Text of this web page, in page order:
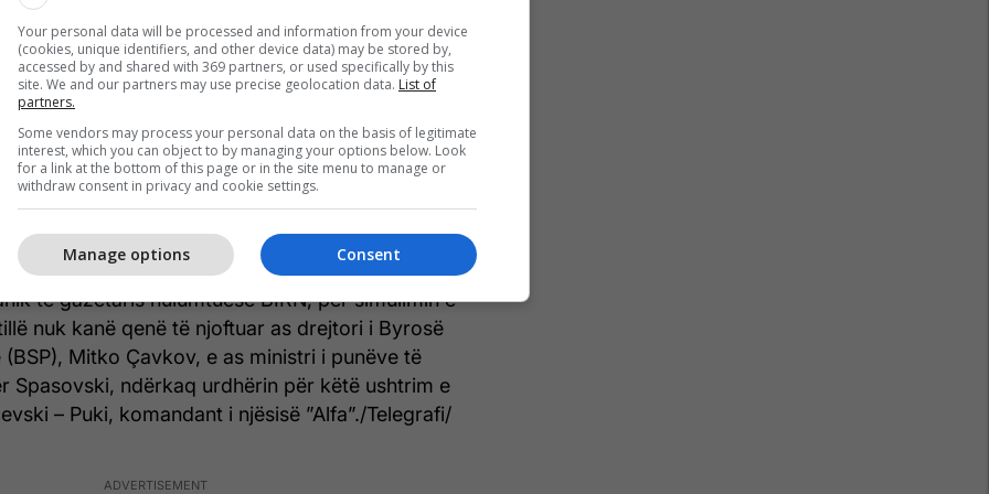
qenë prania e njëzet pjesëtarëve të njësisë
afërsi të ambasadës, që ka shkaktuar aktivizimin e
të sigurisë dhe të insturksioneve për të
nga dritaret dhe të strehohen.
rreth 20 minuta, ndërkaq ushtrimi i njësisë
i paralajmëruar, megjithëse ambasada ka qenë e
ushtrim për rast sulmi terrorist.
të gazetaris hulumtuese BIRN, për simulimin e
nuk kanë qenë të njoftuar as drejtori i Byrosë
(BSP), Mitko Çavkov, e as ministri i punëve të
Spasovski, ndërkaq urdhërin për këtë ushtrim e
– Puki, komandant i njësisë ”Alfa”./Telegrafi/
Your personal data will be processed and information from your device
(cookies, unique identifiers, and other device data) may be stored by,
accessed by and shared with 369 partners, or used specifically by this
site. We and our partners may use precise geolocation data. List of
partners.
Some vendors may process your personal data on the basis of legitimate
interest, which you can object to by managing your options below. Look
for a link at the bottom of this page or in the site menu to manage or
withdraw consent in privacy and cookie settings.
Consent
Manage options